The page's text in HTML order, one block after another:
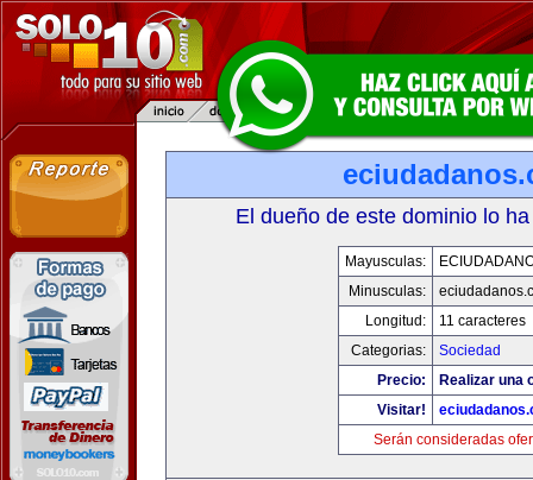
El dueño de este dominio lo
Mayusculas:
Minusculas:
Longitud:
11 caracteres
Categorias:
Sociedad
Precio:
Realizar una
Visitar!
Serán consideradas